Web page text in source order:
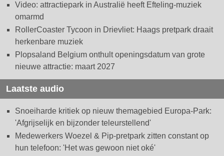
Video: attractiepark in Australië heeft Efteling-muziek
omarmd
RollerCoaster Tycoon in Drievliet: Haags pretpark draait
herkenbare muziek
Plopsaland Belgium onthult openingsdatum van grote
nieuwe attractie: maart 2027
Laatste audio
Snoeiharde kritiek op nieuw themagebied Europa-Park:
'Afgrijselijk en bijzonder teleurstellend'
Medewerkers Woezel & Pip-pretpark zitten constant op
hun telefoon: 'Het was gewoon niet oké'